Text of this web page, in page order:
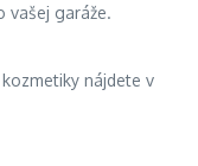
vašej garáže.
nájdete v